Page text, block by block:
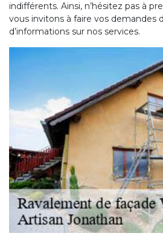
indifférents. Ainsi, n’hésitez pas à
vous invitons à faire vos demandes
d’informations sur nos services.